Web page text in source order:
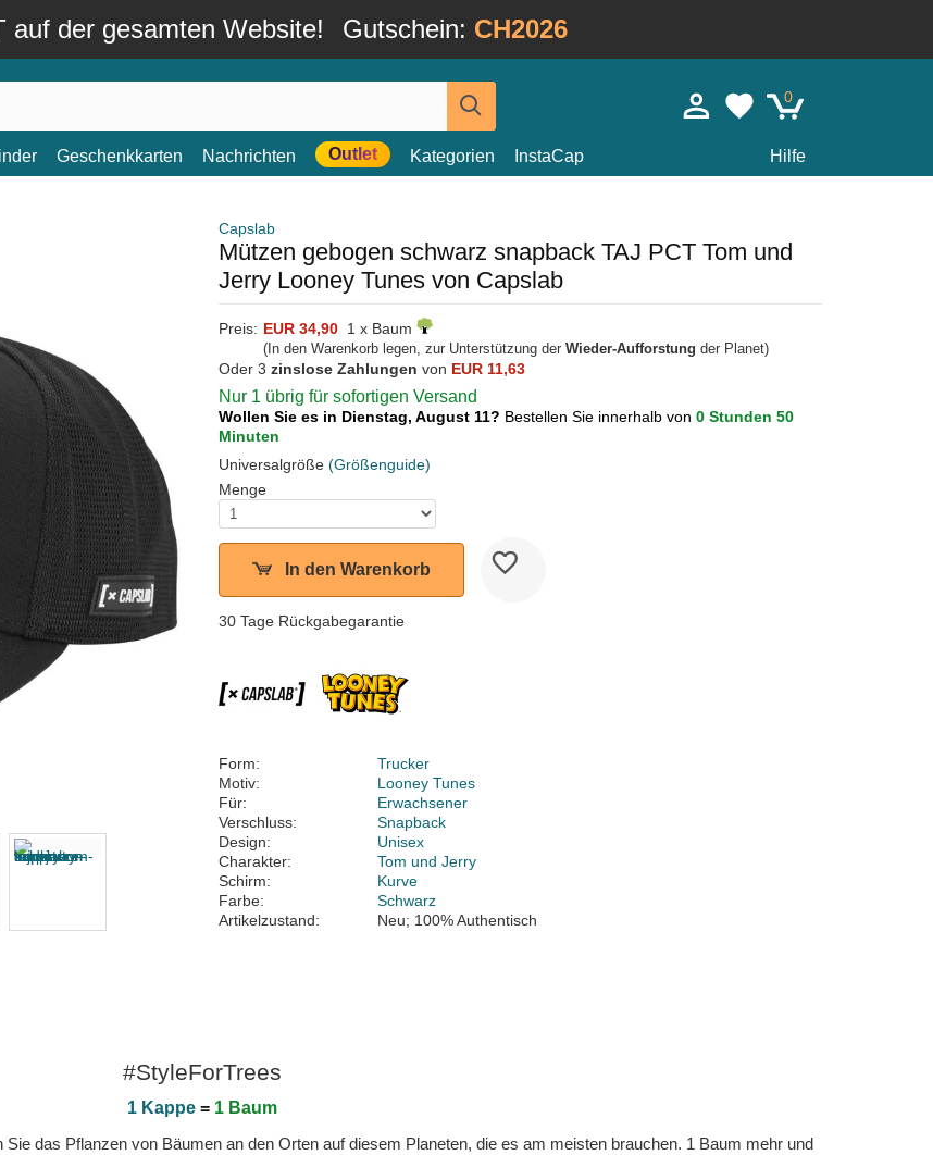
auf der gesamten Website! Gutschein: CH2026
0
Geschenkkarten Nachrichten Outlet Kategorien InstaCap Hilfe
Capslab
Mützen gebogen schwarz snapback TAJ PCT Tom und
Jerry Looney Tunes von Capslab
Preis: EUR 34,90 1 x Baum
(In den Warenkorb legen, zur Unterstützung der Wieder-Aufforstung der Planet)
Oder 3 zinslose Zahlungen von EUR 11,63
Nur 1 übrig für sofortigen Versand
Wollen Sie es in Dienstag, August 11? Bestellen Sie innerhalb von 0 Stunden 50
Minuten
Universalgröße (Größenguide)
Menge
In den Warenkorb
30 Tage Rückgabegarantie
Form:
Trucker
Motiv:
Looney Tunes
Für:
Erwachsener
Verschluss:
Snapback
Design:
Unisex
Charakter:
Tom und Jerry
Schirm:
Kurve
Farbe:
Schwarz
Artikelzustand:
Neu; 100% Authentisch
#StyleForTrees
1 Kappe = 1 Baum
das Pflanzen von Bäumen an den Orten auf diesem Planeten, die es am meisten brauchen. 1 Baum mehr und